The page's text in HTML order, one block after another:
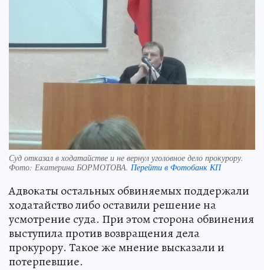
Суд отказал в ходатайстве и не вернул уголовное дело прокурору.
Фото: Екатерина БОРМОТОВА. Перейти в Фотобанк КП
Адвокаты остальных обвиняемых поддержали
ходатайство либо оставили решение на
усмотрение суда. При этом сторона обвинения
выступила против возвращения дела
прокурору. Такое же мнение высказали и
потерпевшие.